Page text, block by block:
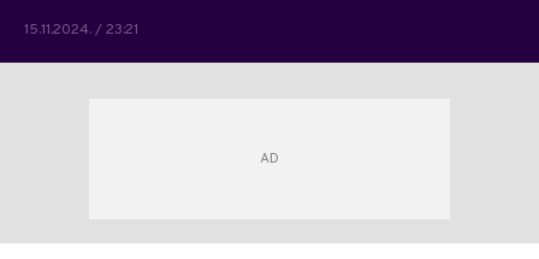
15.11.2024. / 23:21